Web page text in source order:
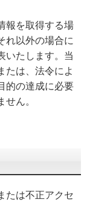
報を取得する場
れ以外の場合に
いたします。当
たは、法令によ
的の達成に必要
ん。
たは不正アクセ